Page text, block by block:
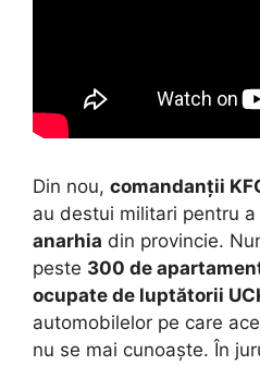
Din nou, comandanții
au destui militari pentru a
anarhia din provincie.
peste 300 de
ocupate de luptătorii
automobilelor pe care
nu se mai cunoaște. În